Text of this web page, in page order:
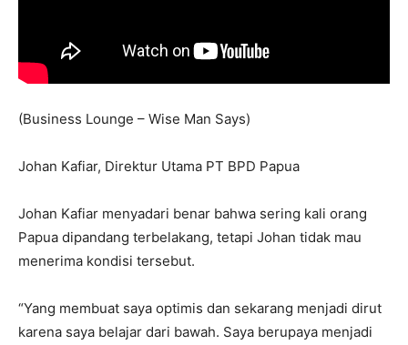
(Business Lounge – Wise Man Says)
Johan Kafiar, Direktur Utama PT BPD Papua
Johan Kafiar menyadari benar bahwa sering kali orang
Papua dipandang terbelakang, tetapi Johan tidak mau
menerima kondisi tersebut.
“Yang membuat saya optimis dan sekarang menjadi dirut
karena saya belajar dari bawah. Saya berupaya menjadi